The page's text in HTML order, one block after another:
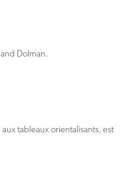
Dolman.
tableaux orientalisants, est